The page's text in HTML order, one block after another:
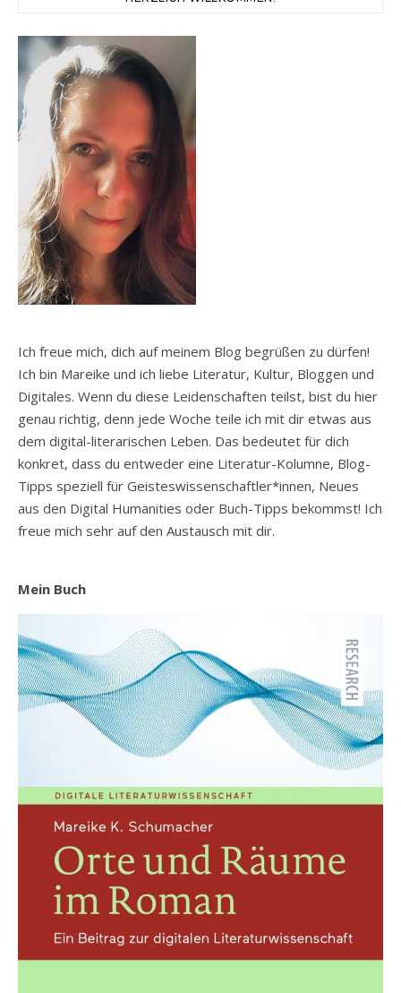
Ich freue mich, dich auf meinem Blog begrüßen zu dürfen!
Ich bin Mareike und ich liebe Literatur, Kultur, Bloggen und
Digitales. Wenn du diese Leidenschaften teilst, bist du hier
genau richtig, denn jede Woche teile ich mit dir etwas aus
dem digital-literarischen Leben. Das bedeutet für dich
konkret, dass du entweder eine Literatur-Kolumne, Blog-
Tipps speziell für Geisteswissenschaftler*innen, Neues
aus den Digital Humanities oder Buch-Tipps bekommst! Ich
freue mich sehr auf den Austausch mit dir.
Mein Buch